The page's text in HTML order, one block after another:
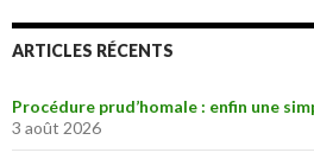
ARTICLES RÉCENTS
Procédure prud’homale : enfin une
3 août 2026